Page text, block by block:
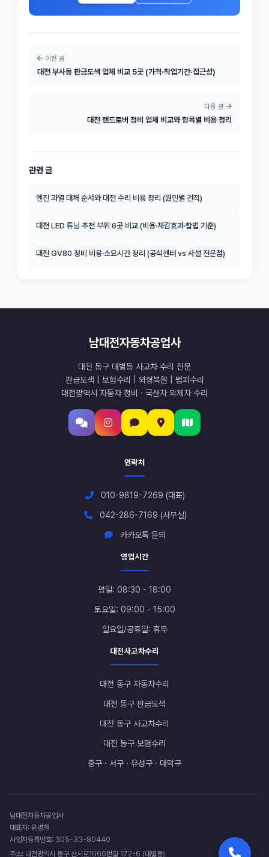
이전 글
대전 부사동 판금도색 업체 비교 5곳 (가격·작업기간·접근성)
다음 글
대전 랜드로버 정비 업체 비교와 항목별 비용 정리
관련 글
엔진 과열 대처 순서와 대전 수리 비용 정리 (원인별 견적)
대전 LED 튜닝 추천 부위 6곳 비교 (비용·체감효과·합법 기준)
대전 GV80 정비 비용·소요시간 정리 (공식센터 vs 사설 전문점)
남대전자동차공업사
대전 동구 대별동 사고차 수리 전문
판금도색 | 보험수리 | 외형복원 | 범퍼수리
대전광역시 자동차 정비 · 국산차 외제차 수리
연락처
010-9819-7269 (대표)
042-286-7169 (사무실)
카카오톡 문의
영업시간
평일: 08:30 - 18:00
토요일: 09:00 - 15:00
일요일/공휴일: 휴무
대전사고차수리
대전 동구 자동차수리
대전 동구 판금도색
대전 동구 사고차수리
대전 동구 보험수리
중구 · 서구 · 유성구 · 대덕구
남대전자동차공업사
대표자: 유병화
사업자등록번호: 305-33-80440
주소: 대전광역시 동구 산서로1660번길 172-6 (대별동)